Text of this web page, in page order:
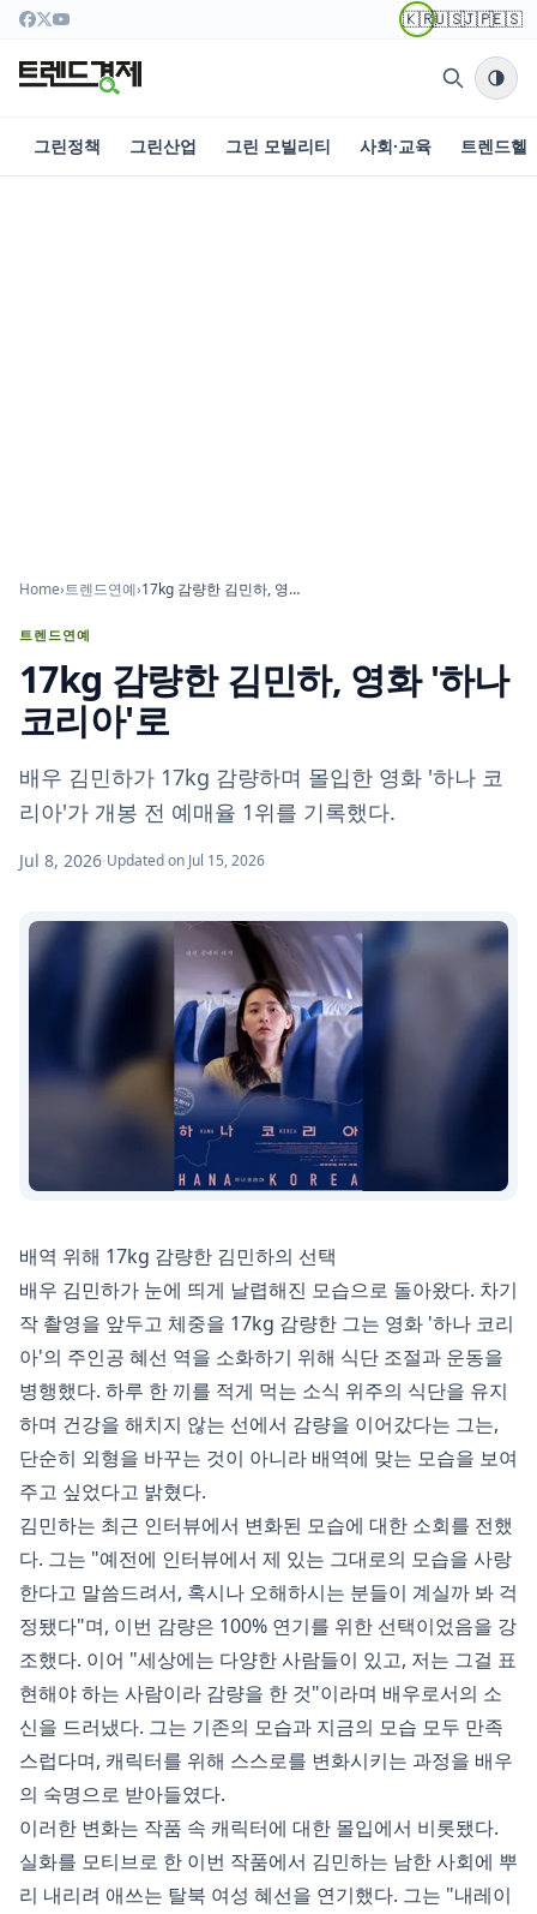
🇰🇷🇺🇸🇯🇵🇪🇸
그린정책 그린산업 그린 모빌리티 사회·교육 트렌드헬
Home›트렌드연예› 17kg 감량한 김민하, 영화 '하나 코리아'로
트렌드연예
17kg 감량한 김민하, 영화 '하나
코리아'로
배우 김민하가 17kg 감량하며 몰입한 영화 '하나 코
리아'가 개봉 전 예매율 1위를 기록했다.
Jul 8, 2026·Updated on Jul 15, 2026
배역 위해 17kg 감량한 김민하의 선택
배우 김민하가 눈에 띄게 날렵해진 모습으로 돌아왔다. 차기
작 촬영을 앞두고 체중을 17kg 감량한 그는 영화 '하나 코리
아'의 주인공 혜선 역을 소화하기 위해 식단 조절과 운동을
병행했다. 하루 한 끼를 적게 먹는 소식 위주의 식단을 유지
하며 건강을 해치지 않는 선에서 감량을 이어갔다는 그는,
단순히 외형을 바꾸는 것이 아니라 배역에 맞는 모습을 보여
주고 싶었다고 밝혔다.
김민하는 최근 인터뷰에서 변화된 모습에 대한 소회를 전했
다. 그는 "예전에 인터뷰에서 제 있는 그대로의 모습을 사랑
한다고 말씀드려서, 혹시나 오해하시는 분들이 계실까 봐 걱
정됐다"며, 이번 감량은 100% 연기를 위한 선택이었음을 강
조했다. 이어 "세상에는 다양한 사람들이 있고, 저는 그걸 표
현해야 하는 사람이라 감량을 한 것"이라며 배우로서의 소
신을 드러냈다. 그는 기존의 모습과 지금의 모습 모두 만족
스럽다며, 캐릭터를 위해 스스로를 변화시키는 과정을 배우
의 숙명으로 받아들였다.
이러한 변화는 작품 속 캐릭터에 대한 몰입에서 비롯됐다.
실화를 모티브로 한 이번 작품에서 김민하는 남한 사회에 뿌
리 내리려 애쓰는 탈북 여성 혜선을 연기했다. 그는 "내레이